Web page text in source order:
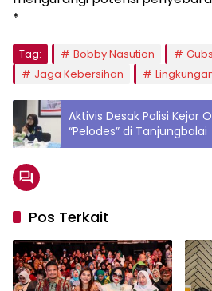
*
Tag: Bobby Nasution
Jaga Kebersihan
Aktivis Desak Polisi Kejar
“Pelodes” di Tanjungbalai
Pos Terkait